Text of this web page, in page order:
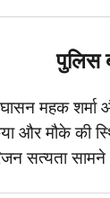
पुलिस
महक
और मौके की
सत्यता